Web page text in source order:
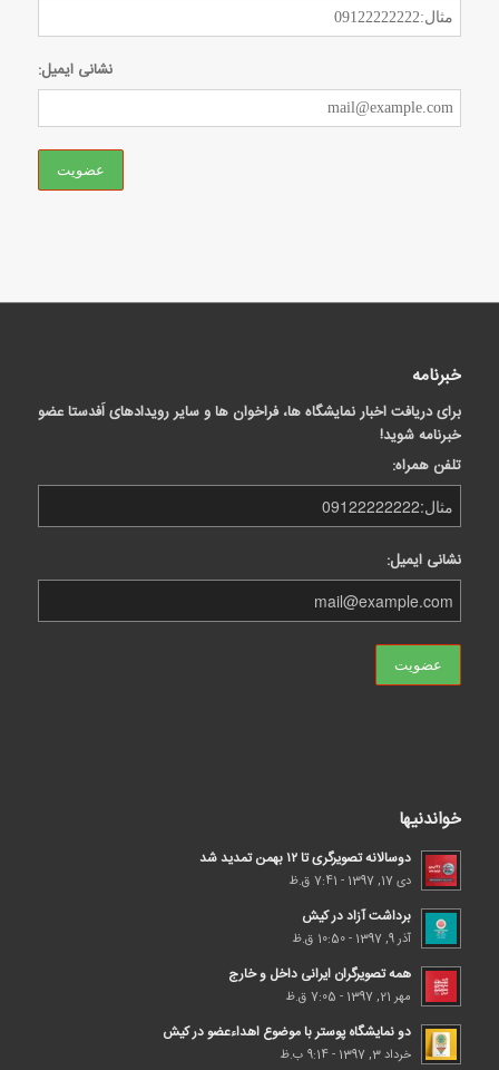
نشانی ایمیل:
خبرنامه
برای دریافت اخبار نمایشگاه ها، فراخوان ها و سایر رویدادهای اَفدستا عضو
خبرنامه شوید!
تلفن همراه:
نشانی ایمیل:
خواندنیها
دوسالانه تصویرگری تا ۱۲ بهمن تمدید شد
دی 17, 1397 - 7:41 ق.ظ
برداشت آزاد در کیش
آذر 9, 1397 - 10:50 ق.ظ
همه تصویرگران ایرانی داخل و خارج
مهر 21, 1397 - 7:05 ق.ظ
دو نمایشگاه پوستر با موضوع اهداء‌عضو در کیش
خرداد 3, 1397 - 9:14 ب.ظ